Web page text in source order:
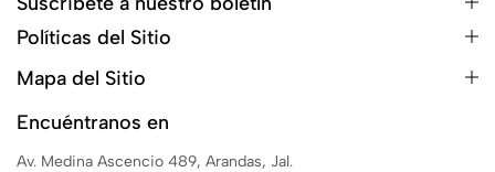
Políticas del Sitio
Mapa del Sitio
Encuéntranos en
Av. Medina Ascencio 489, Arandas, Jal.